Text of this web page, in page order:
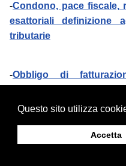
Questo sito utilizza
Accetta
-Condono, pace fiscale,
esattoriali definizione
tributarie
-Obbligo di
esclusione,
all'assicurazione
Limiti al pignoramento